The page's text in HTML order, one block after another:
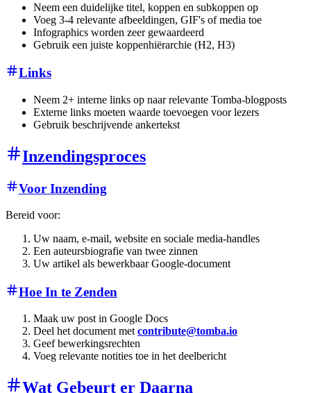
Neem een duidelijke titel, koppen en subkoppen op
Voeg 3-4 relevante afbeeldingen, GIF's of media toe
Infographics worden zeer gewaardeerd
Gebruik een juiste koppenhiërarchie (H2, H3)
Links
Neem 2+ interne links op naar relevante Tomba-blogposts
Externe links moeten waarde toevoegen voor lezers
Gebruik beschrijvende ankertekst
Inzendingsproces
Voor Inzending
Bereid voor:
Uw naam, e-mail, website en sociale media-handles
Een auteursbiografie van twee zinnen
Uw artikel als bewerkbaar Google-document
Hoe In te Zenden
Maak uw post in Google Docs
Deel het document met contribute@tomba.io
Geef bewerkingsrechten
Voeg relevante notities toe in het deelbericht
Wat Gebeurt er Daarna